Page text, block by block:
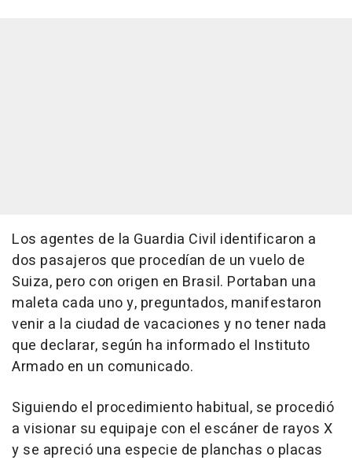
Los agentes de la Guardia Civil identificaron a
dos pasajeros que procedían de un vuelo de
Suiza, pero con origen en Brasil. Portaban una
maleta cada uno y, preguntados, manifestaron
venir a la ciudad de vacaciones y no tener nada
que declarar, según ha informado el Instituto
Armado en un comunicado.
Siguiendo el procedimiento habitual, se procedió
a visionar su equipaje con el escáner de rayos X
y se apreció una especie de planchas o placas